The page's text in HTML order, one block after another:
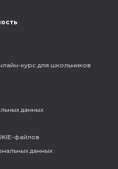
курс для школьников
данных
файлов
данных